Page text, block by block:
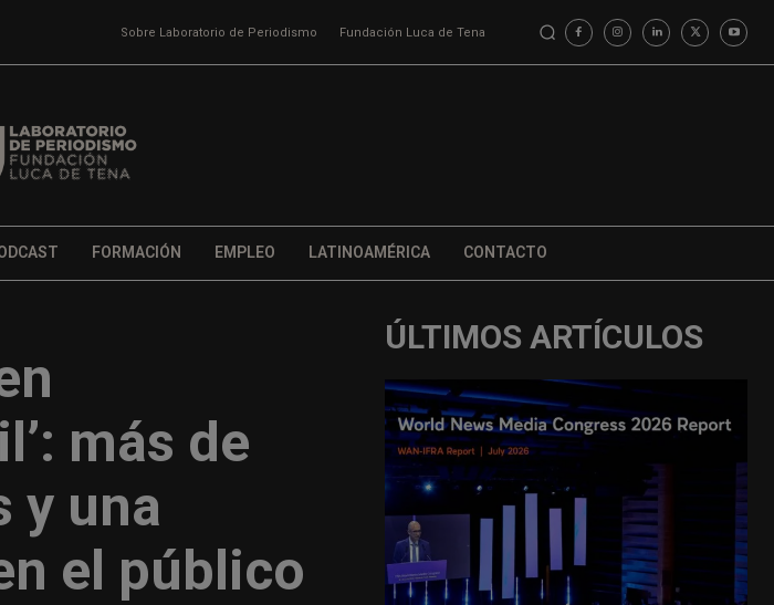
Sobre Laboratorio de Periodismo Fundación Luca de Tena
FORMACIÓN EMPLEO LATINOAMÉRICA CONTACTO
más de
y una
el público
ÚLTIMOS ARTÍCULOS